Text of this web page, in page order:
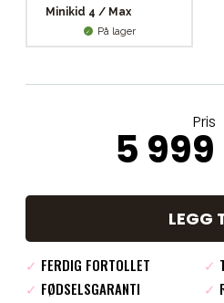
Minikid 4 / Max
På lager
Pris
5 999
LEGG
✓ FERDIG FORTOLLET ✓
✓ FØDSELSGARANTI ✓